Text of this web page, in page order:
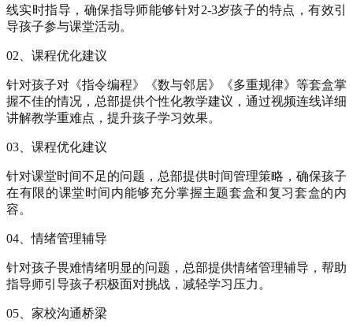
线实时指导，确保指导师能够针对2-3岁孩子的特点，有效引
导孩子参与课堂活动。
02、课程优化建议
针对孩子对《指令编程》《数与邻居》《多重规律》等套盒掌
握不佳的情况，总部提供个性化教学建议，通过视频连线详细
讲解教学重难点，提升孩子学习效果。
03、课程优化建议
针对课堂时间不足的问题，总部提供时间管理策略，确保孩子
在有限的课堂时间内能够充分掌握主题套盒和复习套盒的内
容。
04、情绪管理辅导
针对孩子畏难情绪明显的问题，总部提供情绪管理辅导，帮助
指导师引导孩子积极面对挑战，减轻学习压力。
05、家校沟通桥梁